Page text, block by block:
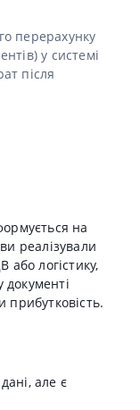
перерахунку
у системі
після
на
реалізували
або логістику,
прибутковість.
але є